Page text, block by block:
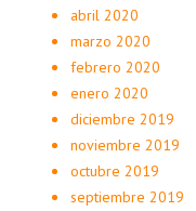
abril 2020
marzo 2020
febrero 2020
enero 2020
diciembre 2019
noviembre 2019
octubre 2019
septiembre 2019